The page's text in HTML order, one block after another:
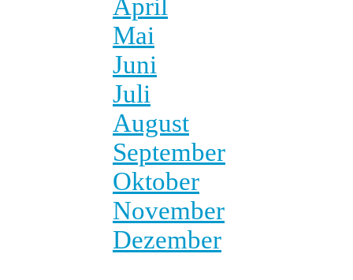
April
Mai
Juni
Juli
August
September
Oktober
November
Dezember